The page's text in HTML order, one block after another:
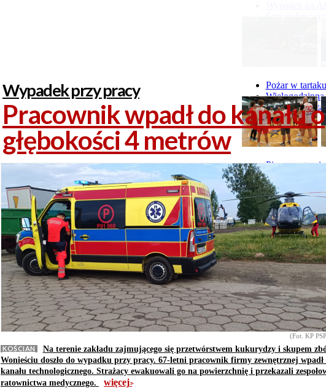
Pożar w
Pożar hali
Pierwszy
GI Malepszy
Nevesa
Poniecka 10-
Studniówka I
Studniówka
Studniówka II
Wypadek przy pracy
Pracownik wpadł do kanału o
głębokości 4 metrów
(Fot. KP
KOŚCIAN
Na terenie zakładu zajmującego się przetwórstwem kukurydzy i skupem
Wonieściu doszło do wypadku przy pracy. 67-letni pracownik firmy zewnętrznej wpadł
kanału technologicznego. Strażacy ewakuowali go na powierzchnię i przekazali
ratownictwa medycznego.
więcej>>